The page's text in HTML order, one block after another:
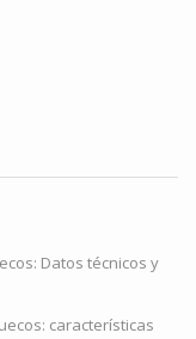
Datos técnicos y
características